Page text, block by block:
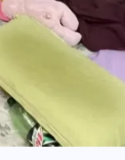
30